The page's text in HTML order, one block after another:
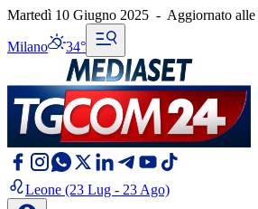
Martedì 10 Giugno 2025 - Aggiornato alle
Milano 34°
Leone (23 Lug - 23 Ago)